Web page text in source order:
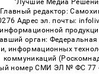
"Лучшие Медиа
Главный редактор:
Адрес эл. почты:
информационной
орган:
информационных
коммуникаций
номер СМИ ЭЛ № ФС 77 -